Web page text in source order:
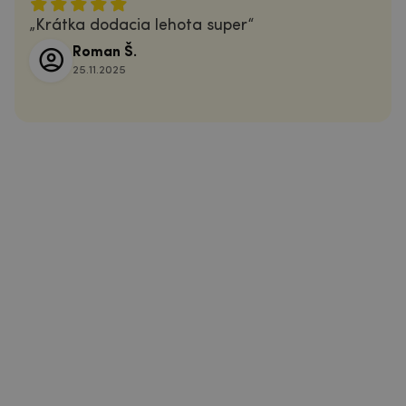
Krátka dodacia lehota super
Roman Š.
25.11.2025